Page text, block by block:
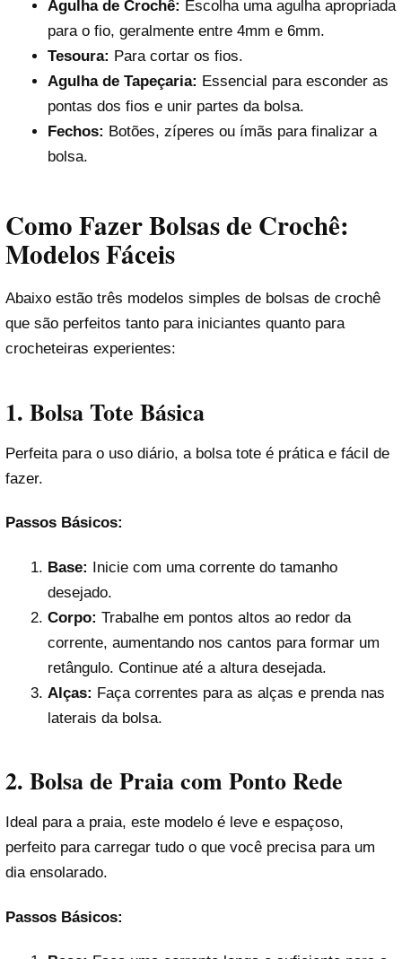
Agulha de Crochê: Escolha uma agulha apropriada
para o fio, geralmente entre 4mm e 6mm.
Tesoura: Para cortar os fios.
Agulha de Tapeçaria: Essencial para esconder as
pontas dos fios e unir partes da bolsa.
Fechos: Botões, zíperes ou ímãs para finalizar a
bolsa.
Como Fazer Bolsas de Crochê:
Modelos Fáceis
Abaixo estão três modelos simples de bolsas de crochê
que são perfeitos tanto para iniciantes quanto para
crocheteiras experientes:
1. Bolsa Tote Básica
Perfeita para o uso diário, a bolsa tote é prática e fácil de
fazer.
Passos Básicos:
Base: Inicie com uma corrente do tamanho
desejado.
Corpo: Trabalhe em pontos altos ao redor da
corrente, aumentando nos cantos para formar um
retângulo. Continue até a altura desejada.
Alças: Faça correntes para as alças e prenda nas
laterais da bolsa.
2. Bolsa de Praia com Ponto Rede
Ideal para a praia, este modelo é leve e espaçoso,
perfeito para carregar tudo o que você precisa para um
dia ensolarado.
Passos Básicos: